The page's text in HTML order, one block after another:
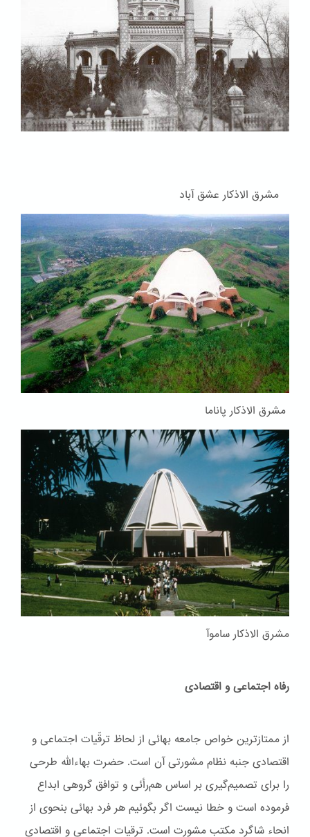
مشرق الاذکار عشق آباد
مشرق الاذکار پاناما
مشرق الاذکار ساموآ
رفاه اجتماعی و اقتصادی
از ممتازترین خواص جامعه بهائی از لحاظ ترقّیات اجتماعی و
اقتصادی جنبه نظام مشورتی آن است. حضرت بهاءاللّه طرحی
را برای تصمیم‌گیری بر اساس هم‌رأئی و توافق گروهی ابداع
فرموده است و خطا نیست اگر بگوئیم هر فرد بهائی بنحوی از
انحاء شاگرد مکتب مشورت است. ترقیات اجتماعی و اقتصادی